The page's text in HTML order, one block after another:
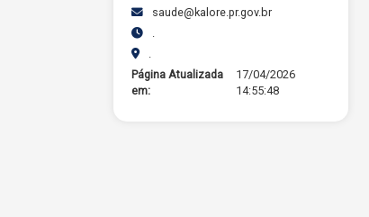
saude@kalore.pr.gov.br
.
.
Página Atualizada
em:
17/04/2026
14:55:48